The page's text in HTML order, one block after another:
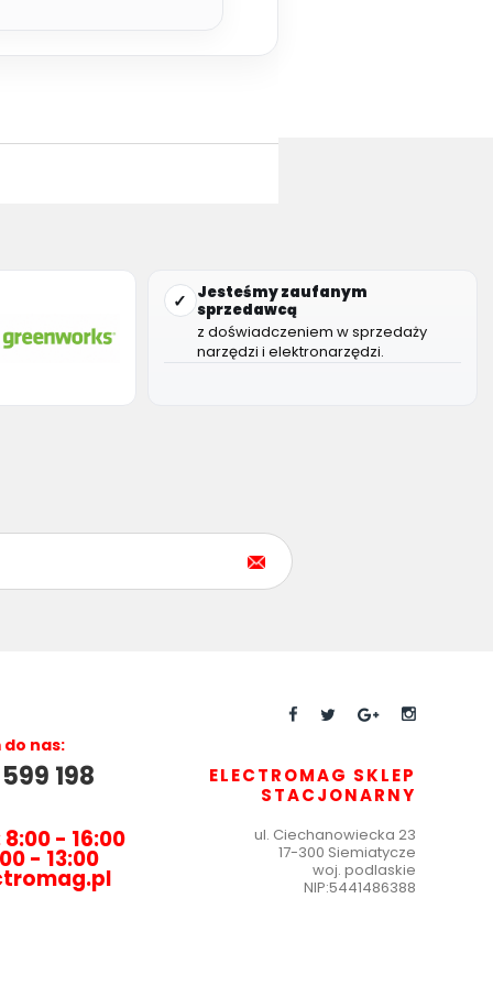
✓
Jesteśmy zaufanym
sprzedawcą
z doświadczeniem w sprzedaży
narzędzi i elektronarzędzi.
nas:
198
- 16:00
- 13:00
ELECTROMAG SKLEP
STACJONARNY
ul. Ciechanowiecka 23
17-300 Siemiatycze
woj. podlaskie
NIP:5441486388